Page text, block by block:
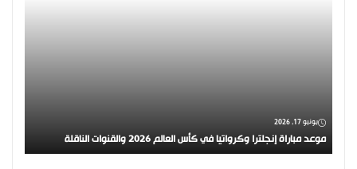
يونيو 17, 2026
موعد مباراة إنجلترا وكرواتيا في كأس العالم 2026 والقنوات الناقلة